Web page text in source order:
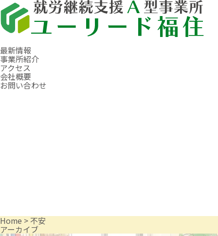
最新情報
事業所紹介
アクセス
会社概要
お問い合わせ
Home > 不安
アーカイブ